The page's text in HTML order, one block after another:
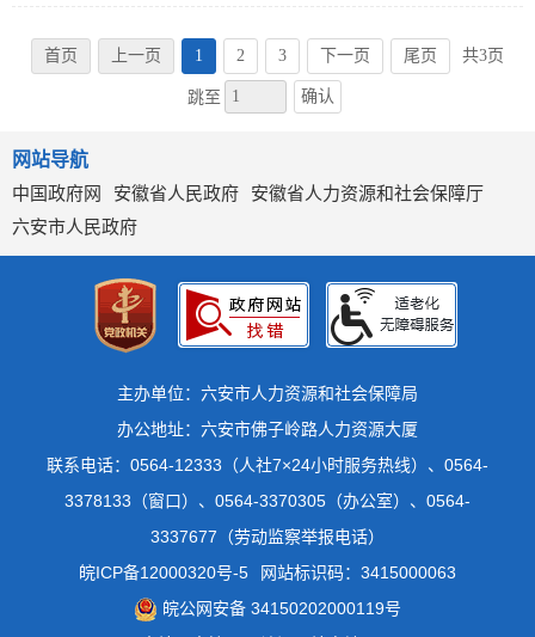
首页 上一页 1 2 3 下一页 尾页 共3页
跳至 确认
网站导航
中国政府网
安徽省人民政府
安徽省人力资源和社会保障厅
六安市人民政府
主办单位：六安市人力资源和社会保障局
办公地址：六安市佛子岭路人力资源大厦
联系电话：0564-12333（人社7×24小时服务热线）、0564-
3378133（窗口）、0564-3370305（办公室）、0564-
3337677（劳动监察举报电话）
皖ICP备12000320号-5
网站标识码：3415000063
皖公网安备 34150202000119号